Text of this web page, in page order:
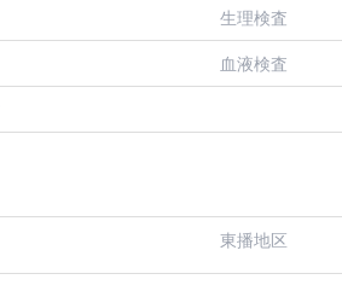
生理検査
血液検査
東播地区